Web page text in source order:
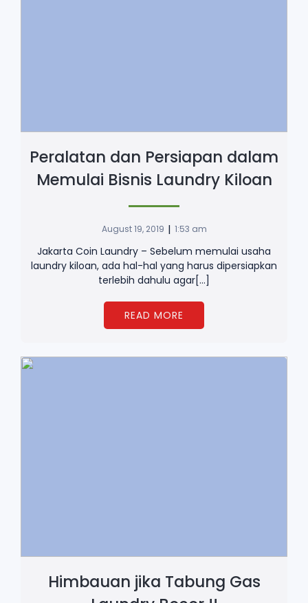
Peralatan dan Persiapan dalam
Memulai Bisnis Laundry Kiloan
August 19, 2019 | 1:53 am
Jakarta Coin Laundry – Sebelum memulai usaha
laundry kiloan, ada hal-hal yang harus dipersiapkan
terlebih dahulu agar[…]
READ MORE
Himbauan jika Tabung Gas